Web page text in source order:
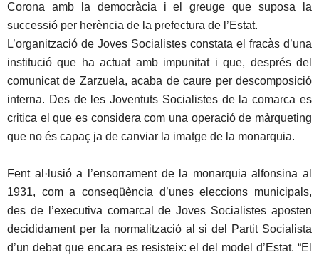
Corona amb la democràcia i el greuge que suposa la
successió per herència de la prefectura de l’Estat.
L’organització de Joves Socialistes constata el fracàs d’una
institució que ha actuat amb impunitat i que, després del
comunicat de Zarzuela, acaba de caure per descomposició
interna. Des de les Joventuts Socialistes de la comarca es
critica el que es considera com una operació de màrqueting
que no és capaç ja de canviar la imatge de la monarquia.
Fent al·lusió a l’ensorrament de la monarquia alfonsina al
1931, com a conseqüència d’unes eleccions municipals,
des de l’executiva comarcal de Joves Socialistes aposten
decididament per la normalització al si del Partit Socialista
d’un debat que encara es resisteix: el del model d’Estat. “El